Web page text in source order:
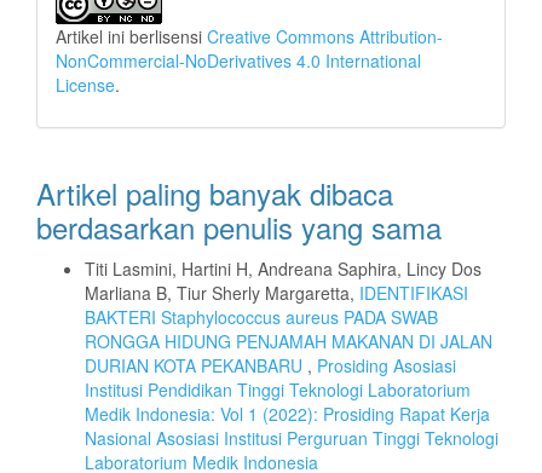
Artikel ini berlisensi Creative Commons Attribution-
NonCommercial-NoDerivatives 4.0 International
License.
Artikel paling banyak dibaca
berdasarkan penulis yang sama
Titi Lasmini, Hartini H, Andreana Saphira, Lincy Dos
Marliana B, Tiur Sherly Margaretta, IDENTIFIKASI
BAKTERI Staphylococcus aureus PADA SWAB
RONGGA HIDUNG PENJAMAH MAKANAN DI JALAN
DURIAN KOTA PEKANBARU , Prosiding Asosiasi
Institusi Pendidikan Tinggi Teknologi Laboratorium
Medik Indonesia: Vol 1 (2022): Prosiding Rapat Kerja
Nasional Asosiasi Institusi Perguruan Tinggi Teknologi
Laboratorium Medik Indonesia